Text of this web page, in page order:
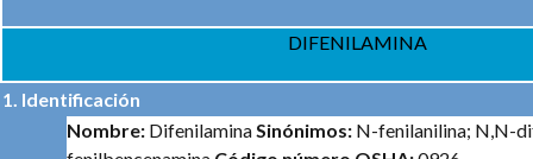
Matriz Profesional
DIFENILAMINA
1. Identificación
Nombre: DifenilaminaSinónimos: N-fenilanilina; N,N-